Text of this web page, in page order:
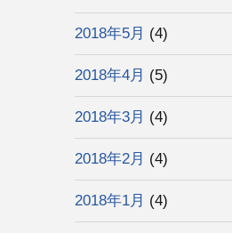
2018年5月 (4)
2018年4月 (5)
2018年3月 (4)
2018年2月 (4)
2018年1月 (4)